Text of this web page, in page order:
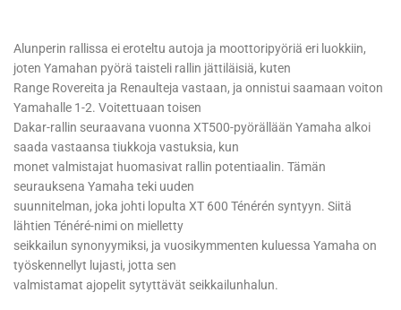
Alunperin rallissa ei eroteltu autoja ja moottoripyöriä eri luokkiin,
joten Yamahan pyörä taisteli rallin jättiläisiä, kuten
Range Rovereita ja Renaulteja vastaan, ja onnistui saamaan voiton
Yamahalle 1-2. Voitettuaan toisen
Dakar-rallin seuraavana vuonna XT500-pyörällään Yamaha alkoi
saada vastaansa tiukkoja vastuksia, kun
monet valmistajat huomasivat rallin potentiaalin. Tämän
seurauksena Yamaha teki uuden
suunnitelman, joka johti lopulta XT 600 Ténérén syntyyn. Siitä
lähtien Ténéré-nimi on mielletty
seikkailun synonyymiksi, ja vuosikymmenten kuluessa Yamaha on
työskennellyt lujasti, jotta sen
valmistamat ajopelit sytyttävät seikkailunhalun.